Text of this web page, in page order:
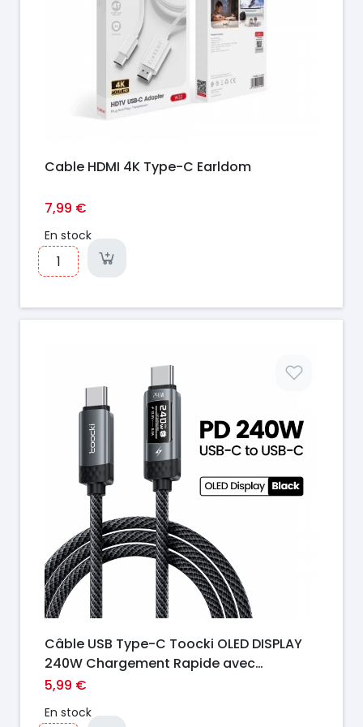
Cable HDMI 4K Type-C Earldom
7,99 €
En stock
Câble USB Type-C Toocki OLED DISPLAY
240W Chargement Rapide avec
Affichage LED
5,99 €
En stock